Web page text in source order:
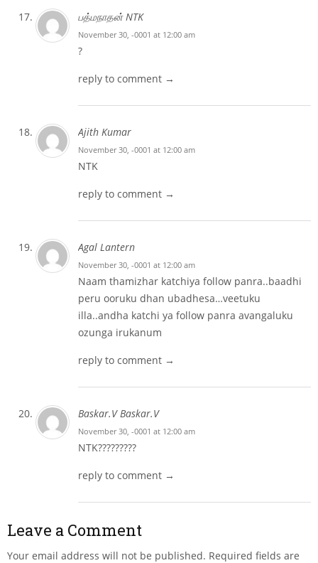
பத்மநாதன் NTK
November 30, -0001 at 12:00 am
?
reply to comment →
Ajith Kumar
November 30, -0001 at 12:00 am
NTK
reply to comment →
Agal Lantern
November 30, -0001 at 12:00 am
Naam thamizhar katchiya follow panra..baadhi
peru ooruku dhan ubadhesa…veetuku
illa..andha katchi ya follow panra avangaluku
ozunga irukanum
reply to comment →
Baskar.V Baskar.V
November 30, -0001 at 12:00 am
NTK?????????
reply to comment →
Leave a Comment
Your email address will not be published. Required fields are